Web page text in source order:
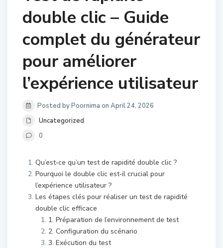
double clic – Guide
complet du générateur
pour améliorer
l’expérience utilisateur
Posted by Poornima on April 24, 2026
Uncategorized
0
Qu’est‑ce qu’un test de rapidité double clic ?
Pourquoi le double clic est‑il crucial pour
l’expérience utilisateur ?
Les étapes clés pour réaliser un test de rapidité
double clic efficace
1. Préparation de l’environnement de test
2. Configuration du scénario
3. Exécution du test